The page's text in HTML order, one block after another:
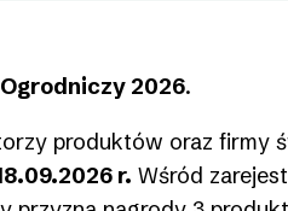
2026.
produktów oraz firmy
r. Wśród